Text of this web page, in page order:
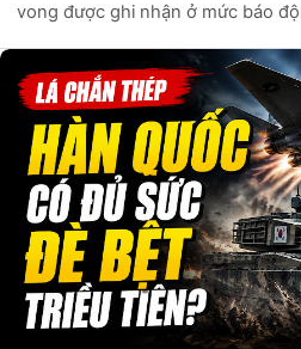
vong được ghi nhận ở mức báo
vòng một tuần qua, q...